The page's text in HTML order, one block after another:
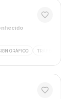
GRÁFICO TRÁFEGO